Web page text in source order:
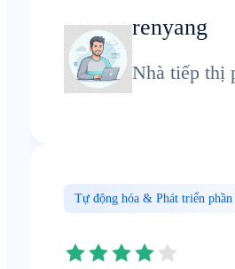
renyang
Nhà tiếp thị
Tự động hóa & Phát triển phần